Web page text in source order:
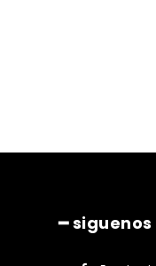
━ siguenos